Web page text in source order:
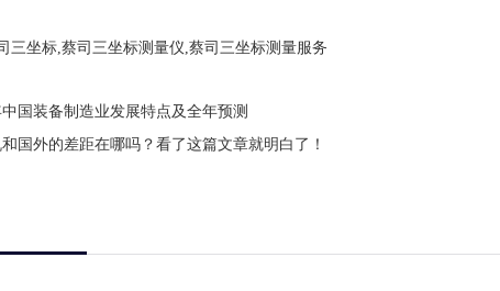
三坐标,蔡司三坐标测量仪,蔡司三坐标测量服务
国装备制造业发展特点及全年预测
国外的差距在哪吗？看了这篇文章就明白了！